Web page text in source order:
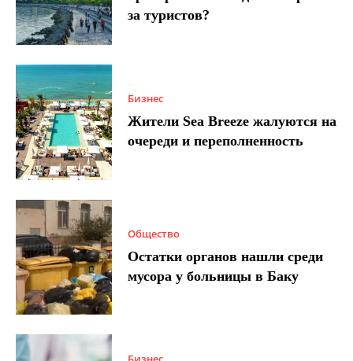
за туристов?
Бизнес
Жители Sea Breeze жалуются на
очереди и переполненность
Общество
Остатки органов нашли среди
мусора у больницы в Баку